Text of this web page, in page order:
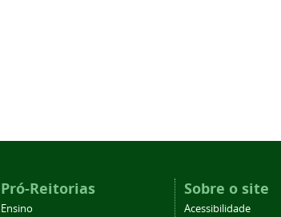
Pró-Reitorias
Ensino
Sobre o site
Acessibilidade